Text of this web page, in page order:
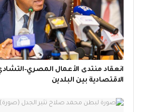
انعقاد منتدى الأعمال
الاقتصادية بين البلدين